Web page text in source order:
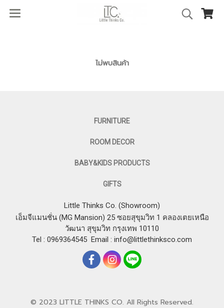
ไม่พบสินค้า
FURNITURE
ROOM DECOR
BABY&KIDS PRODUCTS
GIFTS
Little Thinks Co. (Showroom)
เอ็มจีแมนชั่น (MG Mansion) 25 ซอยสุขุมวิท 1 คลองเตยเหนือ
วัฒนา สุขุมวิท กรุงเทพ 10110
Tel : 0969364545 Email : info@littlethinksco.com
© 2023 LITTLE THINKS CO. All Rights Reserved.